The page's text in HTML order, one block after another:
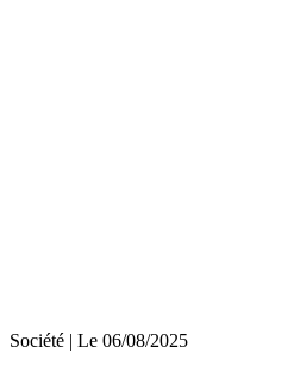
Société | Le 06/08/2025